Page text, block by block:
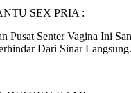
SEX PRIA :
Pusat Senter Vagina Ini
Dari Sinar Langsung.